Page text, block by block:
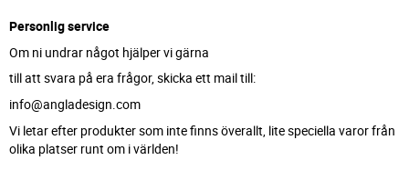
Personlig service
Om ni undrar något hjälper vi gärna
till att svara på era frågor, skicka ett mail till:
info@angladesign.com
Vi letar efter produkter som inte finns överallt, lite speciella varor från
olika platser runt om i världen!